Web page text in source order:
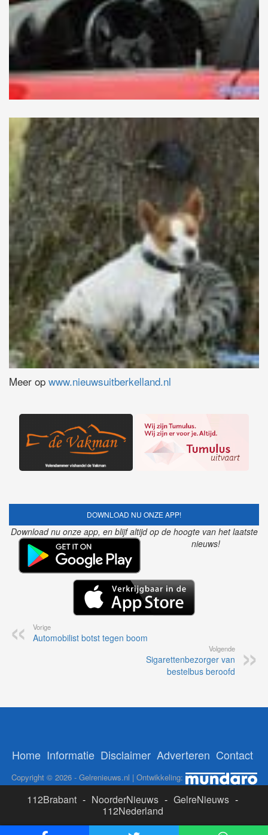
Meer op www.nieuwsuitberkelland.nl
DOWNLOAD NU ONZE APP!
Download nu onze app, en blijf altijd op de hoogte van het laatste
nieuws!
Vorige
Automobilist botst tegen boom
Volgende
Sigarettenbezorger van
bestelbus beroofd
Home Informatie Disclaimer Adverteren Contact
Copyright © 2026 - Gelrenieuws.nl | Ontwikkeling:
112Brabant - NoorderNieuws - GelreNieuws -
112Nederland